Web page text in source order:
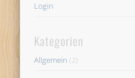
Login
Kategorien
Allgemein (2)